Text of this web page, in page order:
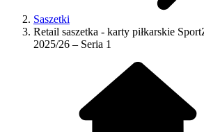
Saszetki
Retail saszetka - karty piłkarskie
2025/26 – Seria 1